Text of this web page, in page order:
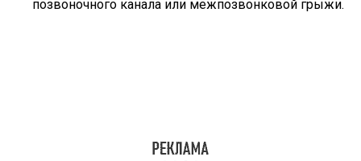
позвоночного канала или межпозвонковой грыжи.